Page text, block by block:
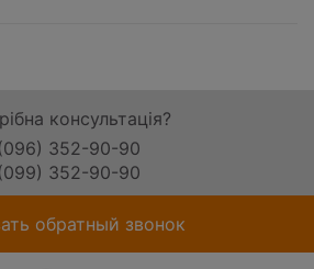
консультація?
(096) 352-90-90
(099) 352-90-90
обратный звонок